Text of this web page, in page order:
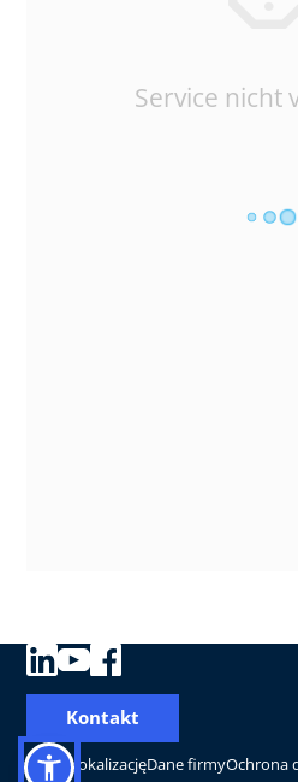
Service nicht
Zmień lokalizacjęDane firmyOchrona
Kontakt